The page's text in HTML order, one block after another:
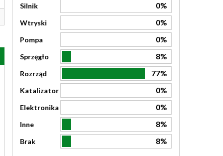
Silnik 0%
Wtryski 0%
Pompa 0%
Sprzęgło 8%
Rozrząd 77%
Katalizator 0%
Elektronika 0%
Inne 8%
Brak
8%